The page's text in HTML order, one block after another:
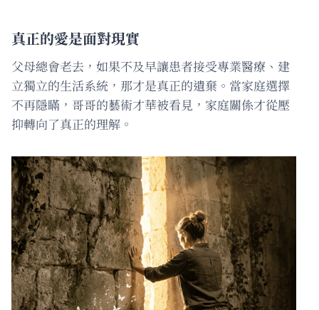
真正的愛是面對現實
父母總會老去，如果不及早讓患者接受專業醫療、建
立獨立的生活系統，那才是真正的遺棄。當家庭選擇
不再隱瞞，哥哥的藝術才華被看見，家庭關係才從壓
抑轉向了真正的理解。